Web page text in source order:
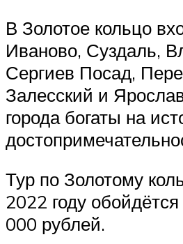
В Золотое кольцо
Иваново, Суздаль,
Сергиев Посад,
Залесский и
города богаты на
Тур по Золотому
2022 году
000 рублей.